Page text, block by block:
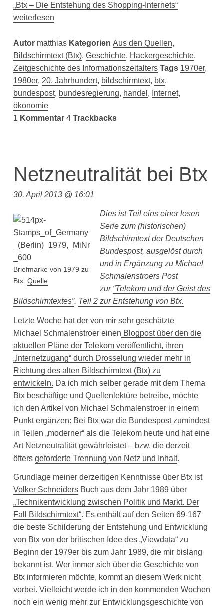
„Btx – Die Entstehung des Shopping-Internets“
weiterlesen
Autor matthias Kategorien Aus den Quellen,
Bildschirmtext (Btx), Geschichte, Hackergeschichte,
Zeitgeschichte des Informationszeitalters Tags 1970er,
1980er, 20. Jahrhundert, bildschirmtext, btx,
bundespost, bundesregierung, handel , Internet,
ökonomie
1 Kommentar 4Trackbacks
Netzneutralität bei Btx
30. April 2013 @ 16:01
Briefmarke von 1979 zu
Btx. Quelle
Dies ist Teil eins einer losen
Serie zum (historischen)
Bildschirmtext der Deutschen
Bundespost, ausgelöst durch
und in Ergänzung zu Michael
Schmalenstroers Post
zur “Telekom und der Geist des
Bildschirmtextes”. Teil 2 zur Entstehung von Btx.
Letzte Woche hat der von mir sehr geschätzte
Michael Schmalenstroer einen Blogpost über den die
aktuellen Pläne der Telekom veröffentlicht, ihren
„Internetzugang“ durch Drosselung wieder mehr in
Richtung des alten Bildschirmtext (Btx) zu
entwickeln. Da ich mich selber gerade mit dem Thema
Btx beschäftige und Quellenlektüre betreibe, möchte
ich den Artikel von Michael Schmalenstroer in einem
Punkt ergänzen: Bei Btx war die Bundespost zumindest
in Teilen „moderner“ als die Telekom heute und hat eine
Art Netzneutralität gewährleistet – bzw. die derzeit
öfters geforderte Trennung von Netz und Inhalt.
Grundlage meiner derzeitigen Kenntnisse über Btx ist
Volker SchneidersBuch aus dem Jahr 1989 über
„Technikentwicklung zwischen Politik und Markt. Der
Fall Bildschirmtext“. Es enthält auf den Seiten 69-167
die beste Schilderung der Entstehung und Entwicklung
von Btx von der britischen Idee des „Viewdata“ zu
Beginn der 1979er bis zum Jahr 1989, die mir bislang
bekannt ist. Wer immer sich über die Geschichte von
Btx informieren möchte, kommt an diesem Werk nicht
vorbei. Vielleicht werde ich in den kommenden Wochen
noch ein wenig mehr zur Entwicklungsgeschichte von